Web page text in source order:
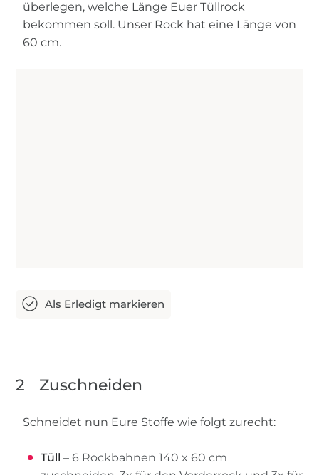
überlegen, welche Länge Euer Tüllrock
bekommen soll. Unser Rock hat eine Länge von
60 cm.
2 Zuschneiden
Schneidet nun Eure Stoffe wie folgt zurecht:
Tüll – 6 Rockbahnen 140 x 60 cm